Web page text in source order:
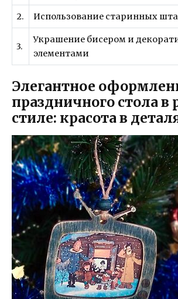
2. Использование старинных
3.
Украшение бисером и
элементами
Элегантное
праздничного стола в
стиле: красота в